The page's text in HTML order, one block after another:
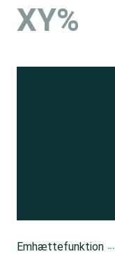
XY%
Emhættefunktion